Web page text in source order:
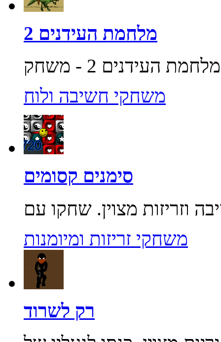
מלחמת העידנים 2
משחקי חשיבה ולוח
סימנים קסומים
משחקי זריזות ומיומנות
רק לשרוד